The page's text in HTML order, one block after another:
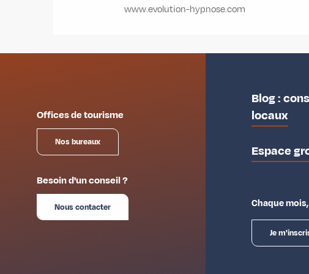
www.evolution-hypnose.com
Offices de tourisme
Nos bureaux
Besoin d'un conseil ?
Nous contacter
Blog :
locaux
Espace
Chaque
Je